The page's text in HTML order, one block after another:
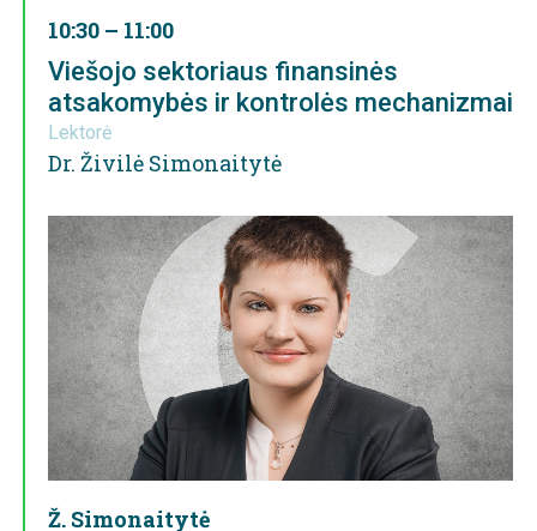
10:30 – 11:00
Viešojo sektoriaus finansinės
atsakomybės ir kontrolės mechanizmai
Lektorė
Dr. Živilė Simonaitytė
Ž. Simonaitytė